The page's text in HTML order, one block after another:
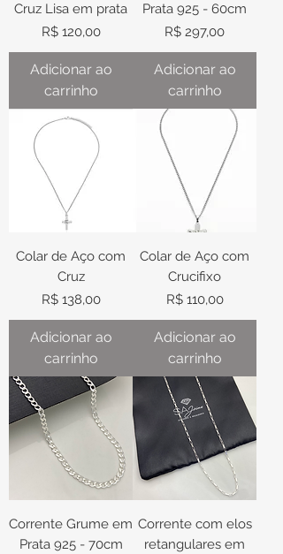
Cruz Lisa em prata
Preço
R$ 120,00
Adicionar ao
carrinho
Prata 925 - 60cm
Preço
R$ 297,00
Adicionar ao
carrinho
Colar de Aço com
Cruz
Preço
R$ 138,00
Adicionar ao
carrinho
Colar de Aço com
Crucifixo
Preço
R$ 110,00
Adicionar ao
carrinho
Corrente Grume em
Prata 925 - 70cm
Corrente com elos
retangulares em